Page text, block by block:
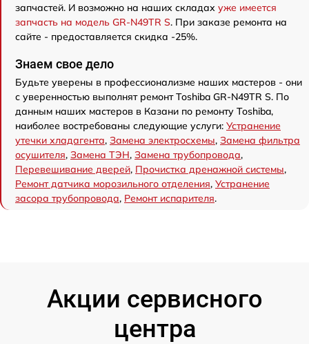
запчастей. И возможно на наших складах уже имеется
запчасть на модель GR-N49TR S. При заказе ремонта на
сайте - предоставляется скидка -25%.
Знаем свое дело
Будьте уверены в профессионализме наших мастеров - они
с уверенностью выполнят ремонт Toshiba GR-N49TR S. По
данным наших мастеров в Казани по ремонту Toshiba,
наиболее востребованы следующие услуги: Устранение
утечки хладагента, Замена электросхемы, Замена фильтра
осушителя, Замена ТЭН, Замена трубопровода,
Перевешивание дверей, Прочистка дренажной системы,
Ремонт датчика морозильного отделения, Устранение
засора трубопровода, Ремонт испарителя.
Акции сервисного
центра